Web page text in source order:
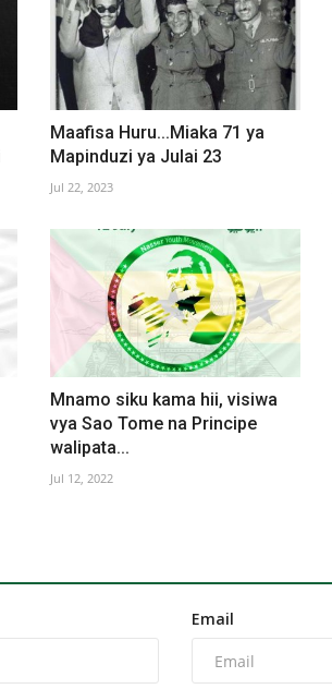
Maafisa Huru...Miaka 71 ya
Mapinduzi ya Julai 23
Jul 22, 2023
Mnamo siku kama hii, visiwa
vya Sao Tome na Principe
walipata...
Jul 12, 2022
Email